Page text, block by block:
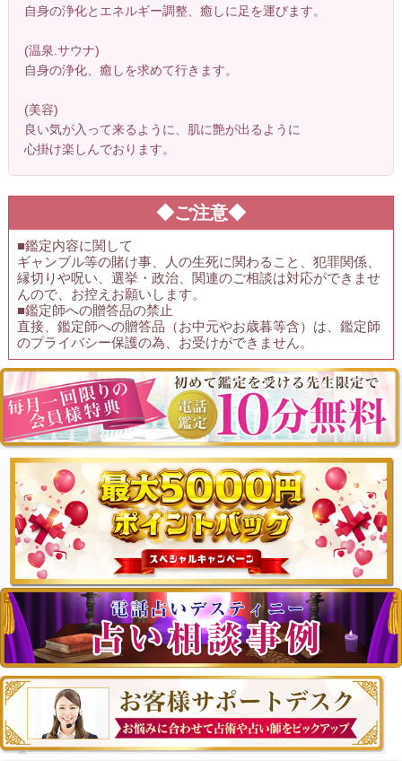
自身の浄化とエネルギー調整、癒しに足を運びます。
(温泉.サウナ)
自身の浄化、癒しを求めて行きます。
(美容)
良い気が入って来るように、肌に艶が出るように
心掛け楽しんでおります。
◆ご注意◆
■鑑定内容に関して
ギャンブル等の賭け事、人の生死に関わること、犯罪関係、
縁切りや呪い、選挙・政治、関連のご相談は対応ができませ
んので、お控えお願いします。
■鑑定師への贈答品の禁止
直接、鑑定師への贈答品（お中元やお歳暮等含）は、鑑定師
のプライバシー保護の為、お受けができません。